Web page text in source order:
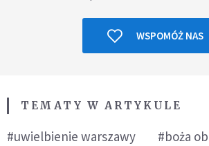
WSPOMÓŻ NAS
TEMATY W ARTYKULE
#uwielbienie warszawy
#boża